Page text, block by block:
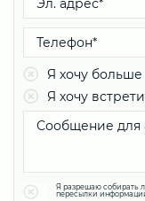
Я хочу
Я хочу
Я разрешаю собирать
пересылки